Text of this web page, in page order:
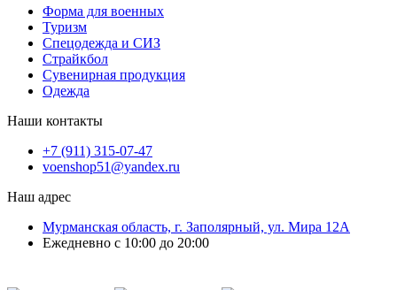
Форма для военных
Туризм
Спецодежда и СИЗ
Страйкбол
Сувенирная продукция
Одежда
Наши контакты
+7 (911) 315-07-47
voenshop51@yandex.ru
Наш адрес
Мурманская область, г. Заполярный, ул. Мира 12А
Ежедневно с 10:00 до 20:00